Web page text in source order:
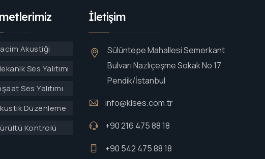
Akustiği
Ses Yalıtımı
Ses Yalıtımı
Düzenleme
Kontrolü
İletişim
Sülüntepe Mahallesi Semerkant
Bulvarı Nazlıçeşme Sokak No 17
Pendik/İstanbul
info@klses.com.tr
+90 216 475 88 18
+90 542 475 88 18